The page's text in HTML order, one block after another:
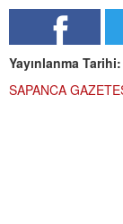
Yayınlanma Tarihi:
SAPANCA